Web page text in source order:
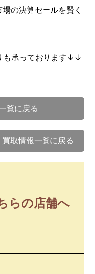
の決算セールを賢く
も承っております↓↓
覧に戻る
取情報一覧に戻る
らの店舗へ